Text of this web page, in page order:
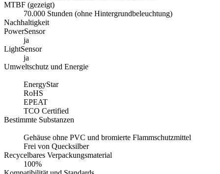
MTBF (gezeigt)
70.000 Stunden (ohne Hintergrundbeleuchtung)
Nachhaltigkeit
PowerSensor
ja
LightSensor
ja
Umweltschutz und Energie
EnergyStar
RoHS
EPEAT
TCO Certified
Bestimmte Substanzen
Gehäuse ohne PVC und bromierte Flammschutzmittel
Frei von Quecksilber
Recycelbares Verpackungsmaterial
100%